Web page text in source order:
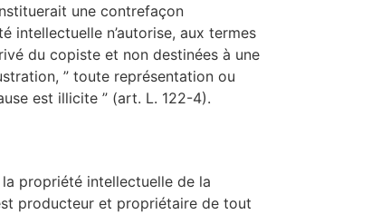
une contrefaçon
n’autorise, aux termes
du copiste et non destinées à une
” toute représentation ou
est illicite ” (art. L. 122-4).
propriété intellectuelle de la
producteur et propriétaire de tout